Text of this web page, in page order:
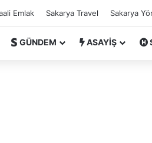
Emlak Sakarya Travel Sakarya
GÜNDEM ASAYİŞ